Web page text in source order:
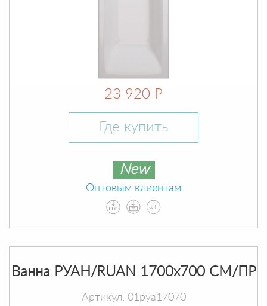
23 920 Р
Где купить
New
Оптовым клиентам
Ванна РУАН/RUAN 1700х700 СМ/ПР
Артикул: 01руа17070